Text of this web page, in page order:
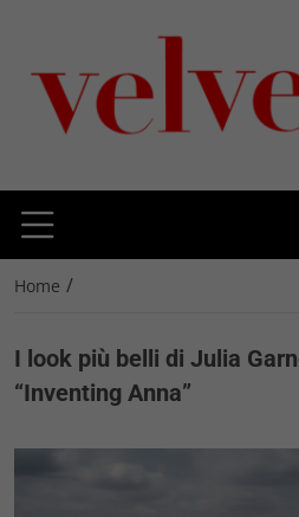
Home /
I look più belli di Julia
“Inventing Anna”